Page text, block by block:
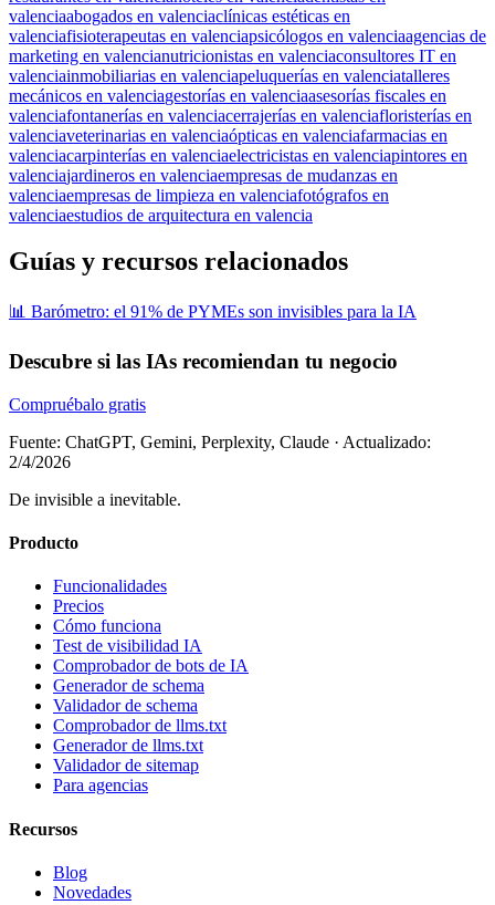
valenciaabogados en valenciaclínicas estéticas en
valenciafisioterapeutas en valenciapsicólogos en valenciaagencias de
marketing en valencianutricionistas en valenciaconsultores IT en
valenciainmobiliarias en valenciapeluquerías en valenciatalleres
mecánicos en valenciagestorías en valenciaasesorías fiscales en
valenciafontanerías en valenciacerrajerías en valenciafloristerías en
valenciaveterinarias en valenciaópticas en valenciafarmacias en
valenciacarpinterías en valenciaelectricistas en valenciapintores en
valenciajardineros en valenciaempresas de mudanzas en
valenciaempresas de limpieza en valenciafotógrafos en
valenciaestudios de arquitectura en valencia
Guías y recursos relacionados
📊 Barómetro: el 91% de PYMEs son invisibles para la IA
Descubre si las IAs recomiendan tu negocio
Compruébalo gratis
Fuente: ChatGPT, Gemini, Perplexity, Claude · Actualizado:
2/4/2026
De invisible a inevitable.
Producto
Funcionalidades
Precios
Cómo funciona
Test de visibilidad IA
Comprobador de bots de IA
Generador de schema
Validador de schema
Comprobador de llms.txt
Generador de llms.txt
Validador de sitemap
Para agencias
Recursos
Blog
Novedades